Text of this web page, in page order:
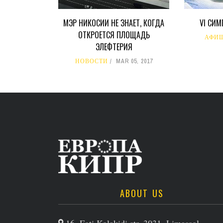
МЭР НИКОСИИ НЕ ЗНАЕТ, КОГДА
ОТКРОЕТСЯ ПЛОЩАДЬ
ЭЛЕФТЕРИЯ
НОВОСТИ MAR 05, 2017
VI
ABOUT US